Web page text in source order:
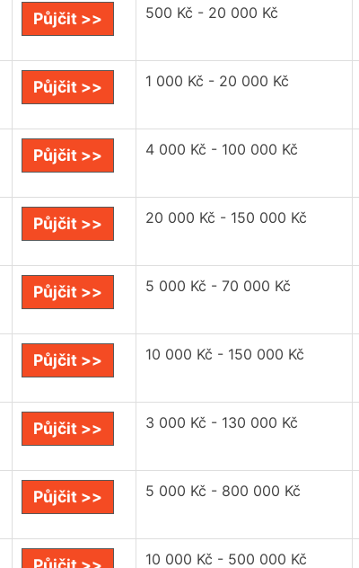
Půjčit >> 500 Kč - 20 000 Kč
Půjčit >> 1 000 Kč - 20 000 Kč
Půjčit >> 4 000 Kč - 100 000 Kč
Půjčit >> 20 000 Kč - 150 000 Kč
Půjčit >> 5 000 Kč - 70 000 Kč
Půjčit >> 10 000 Kč - 150 000 Kč
Půjčit >> 3 000 Kč - 130 000 Kč
Půjčit >> 5 000 Kč - 800 000 Kč
10 000 Kč - 500 000 Kč